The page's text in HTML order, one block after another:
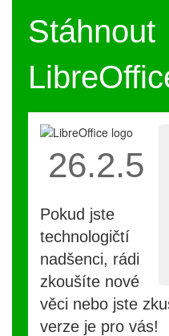
Stáhnout
26.2.5
Pokud jste
technologičtí
nadšenci, rádi
zkoušíte nové
věci nebo jste
verze je pro vás!